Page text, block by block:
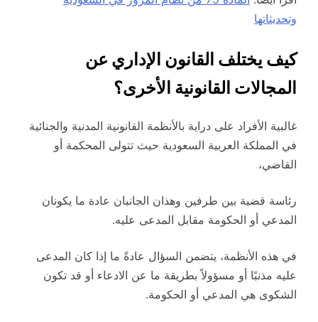
وتحديثاتها
كيف يختلف القانون الإداري عن
المجالات القانونية الأخرى؟
غالبية الأفراد على دراية بالأنظمة القانونية المدنية والجنائية
في المملكة العربية السعودية حيث تتولى المحكمة أو
القاضي،
رئاسة قضية بين طرفين وهذان الجانبان عادة ما يكونان
المدعي أو الحكومة مقابل المدعى عليه.
في هذه الأنظمة، يتضمن السؤال عادةً ما إذا كان المدعى
عليه مذنبًا أو مسؤولاً بطريقة ما عن الادعاء أو قد تكون
الشكوى هي المدعي أو الحكومة.